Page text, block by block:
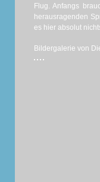
Flug. Anfangs
herausragenden
es hier absolut
Bildergalerie von